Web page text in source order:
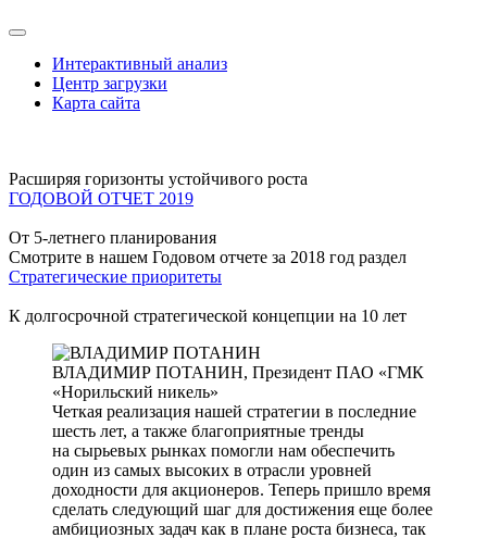
Интерактивный анализ
Центр загрузки
Карта сайта
Расширяя горизонты устойчивого роста
ГОДОВОЙ ОТЧЕТ 2019
От 5-летнего планирования
Смотрите в нашем Годовом отчете за 2018 год раздел
Стратегические приоритеты
К долгосрочной стратегической концепции на 10 лет
ВЛАДИМИР ПОТАНИН, Президент ПАО «ГМК
«Норильский никель»
Четкая реализация нашей стратегии в последние
шесть лет, а также благоприятные тренды
на сырьевых рынках помогли нам обеспечить
один из самых высоких в отрасли уровней
доходности для акционеров. Теперь пришло время
сделать следующий шаг для достижения еще более
амбициозных задач как в плане роста бизнеса, так